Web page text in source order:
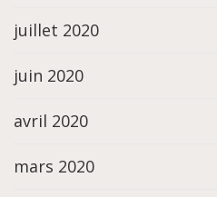
juillet 2020
juin 2020
avril 2020
mars 2020